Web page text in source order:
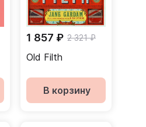
1 857 ₽ 2 321 ₽
Old Filth
В корзину